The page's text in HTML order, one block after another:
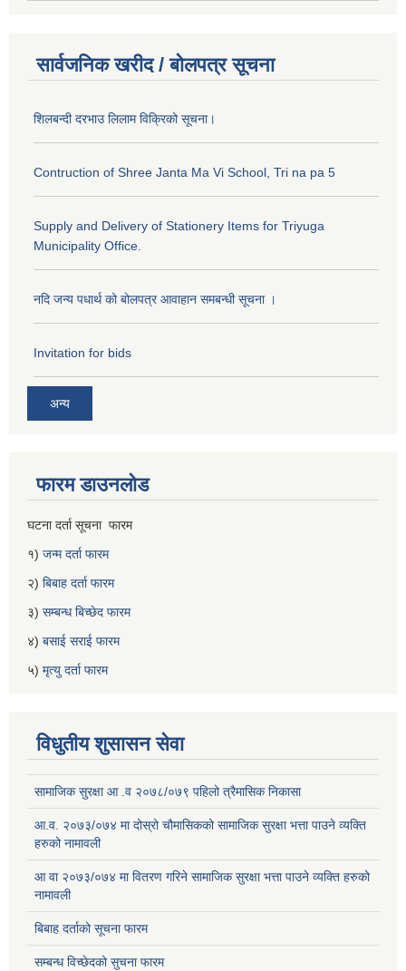
सार्वजनिक खरीद / बोलपत्र सूचना
शिलबन्दी दरभाउ लिलाम विक्रिको सूचना।
Contruction of Shree Janta Ma Vi School, Tri na pa 5
Supply and Delivery of Stationery Items for Triyuga
Municipality Office.
नदि जन्य पधार्थ को बोलपत्र आवाहान समबन्धी सूचना ।
Invitation for bids
अन्य
फारम डाउनलोड
घटना दर्ता सूचना फारम
१) जन्म दर्ता फारम
२) बिबाह दर्ता फारम
३) सम्बन्ध बिच्छेद फारम
४) बसाई सराई फारम
५) मृत्यु दर्ता फारम
विधुतीय शुसासन सेवा
सामाजिक सुरक्षा आ .व २०७८/०७९ पहिलो त्रैमासिक निकासा
आ.व. २०७३/०७४ मा दोस्रो चौमासिकको सामाजिक सुरक्षा भत्ता पाउने व्यक्ति
हरुको नामावली
आ वा २०७३/०७४ मा वितरण गरिने सामाजिक सुरक्षा भत्ता पाउने व्यक्ति हरुको
नामावली
बिबाह दर्ताको सूचना फारम
सम्बन्ध विच्छेदको सुचना फारम